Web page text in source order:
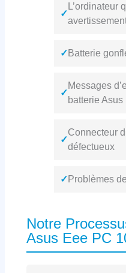
✓
L’ordinateur
✓ Batterie
✓
Messages
batterie Asus
✓
Connecteur
défectueux
✓ Problèmes
Notre
Asus Eee PC